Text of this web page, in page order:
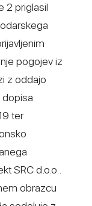
2 priglasil
pogojev iz
z oddajo
dopisa
ter
SRC d.o.o..
obrazcu